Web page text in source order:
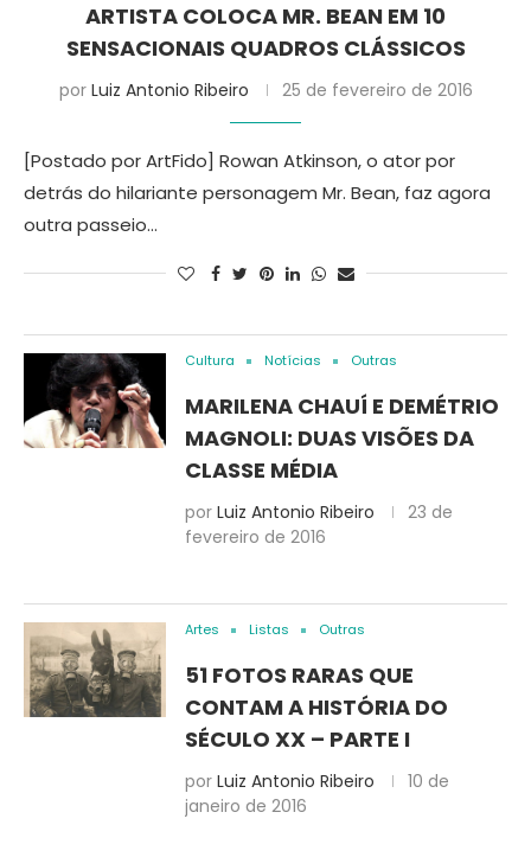
ARTISTA COLOCA MR. BEAN EM 10
SENSACIONAIS QUADROS CLÁSSICOS
por Luiz Antonio Ribeiro 25 de fevereiro de 2016
[Postado por ArtFido] Rowan Atkinson, o ator por
detrás do hilariante personagem Mr. Bean, faz agora
outra passeio…
Cultura Notícias Outras
MARILENA CHAUÍ E DEMÉTRIO
MAGNOLI: DUAS VISÕES DA
CLASSE MÉDIA
por Luiz Antonio Ribeiro
23 de
fevereiro de 2016
Artes Listas Outras
51 FOTOS RARAS QUE
CONTAM A HISTÓRIA DO
SÉCULO XX – PARTE I
por Luiz Antonio Ribeiro
10 de
janeiro de 2016